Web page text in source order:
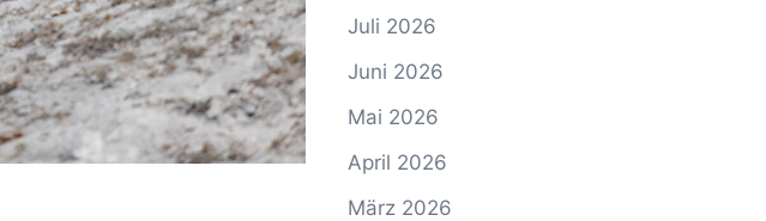
Juli 2026
Juni 2026
Mai 2026
April 2026
März 2026